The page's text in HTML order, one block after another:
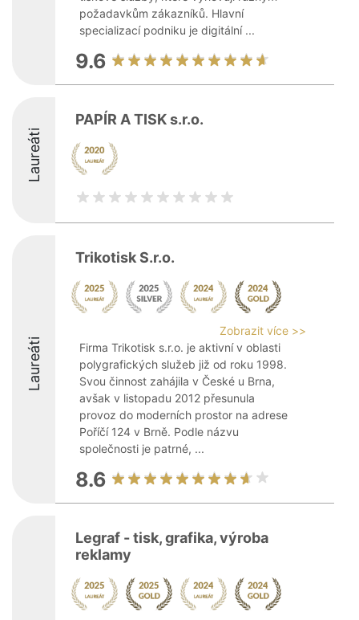
požadavkům zákazníků. Hlavní
specializací podniku je digitální ...
9.6
Laureáti
PAPÍR A TISK s.r.o.
Laureáti
Trikotisk S.r.o.
Zobrazit více >>
Firma Trikotisk s.r.o. je aktivní v oblasti
polygrafických služeb již od roku 1998.
Svou činnost zahájila v České u Brna,
avšak v listopadu 2012 přesunula
provoz do moderních prostor na adrese
Poříčí 124 v Brně. Podle názvu
společnosti je patrné, ...
8.6
Legraf - tisk, grafika, výroba
reklamy